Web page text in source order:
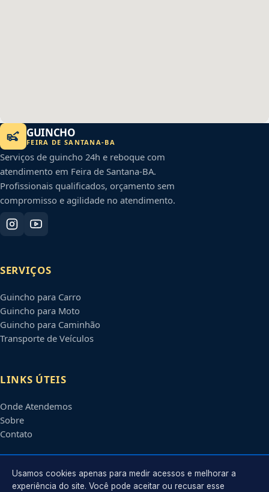
GUINCHO
FEIRA DE SANTANA-BA
Serviços de guincho 24h e reboque com
atendimento em Feira de Santana-BA.
Profissionais qualificados, orçamento sem
compromisso e agilidade no atendimento.
SERVIÇOS
Guincho para Carro
Guincho para Moto
Guincho para Caminhão
Transporte de Veículos
LINKS ÚTEIS
Onde Atendemos
Sobre
Contato
CONTATO
Usamos cookies apenas para medir acessos e melhorar a
experiência do site. Você pode aceitar ou recusar esse